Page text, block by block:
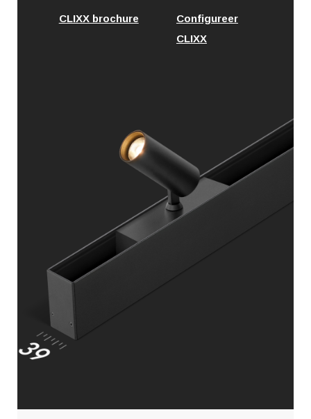
CLIXX brochure
Configureer
CLIXX